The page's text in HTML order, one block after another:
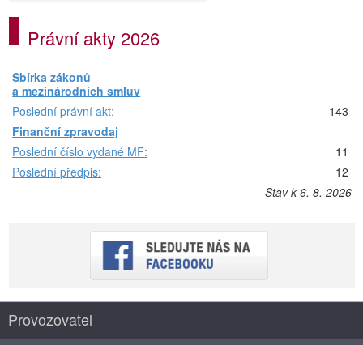
Právní akty 2026
Sbírka zákonů
a mezinárodních smluv
Poslední právní akt:
143
Finanční zpravodaj
Poslední číslo vydané MF:
11
Poslední předpis:
12
Stav k 6. 8. 2026
Provozovatel